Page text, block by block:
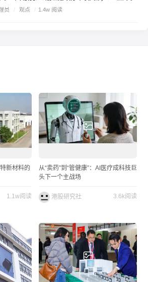
一代AI存储路线图，展示zHBM和
员 / 观点 / 1.4w 阅读
新材料的
1.1w阅读
从“卖药”到“管健康”：AI医疗成科技巨
头下一个主战场
港股研究社 3.6k阅读